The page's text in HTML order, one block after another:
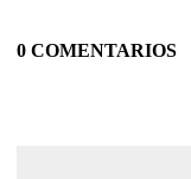
0 COMENTARIOS